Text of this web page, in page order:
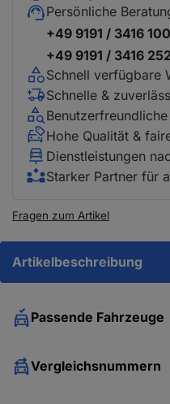
Persönliche
+49 9191 / 3416
+49 9191 / 3416
Schnell verfügbare
Schnelle &
Hohe Qualität &
Dienstleistungen
Starker Partner für
Fragen zum Artikel
Artikelbeschreibung
Passende Fahrzeuge
Vergleichsnummern